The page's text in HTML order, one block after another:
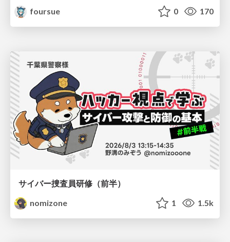
foursue
0 170
サイバー捜査員研修（前半）
nomizone
1 1.5k